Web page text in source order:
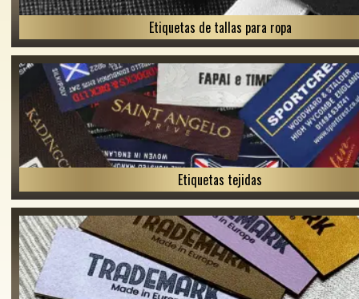
Etiquetas de tallas para ropa
Etiquetas tejidas